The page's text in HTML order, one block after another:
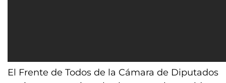
El Frente de Todos de la Cámara de Diputados